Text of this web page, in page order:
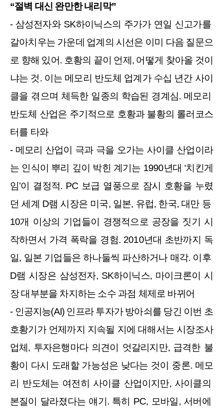
“절벽 대신 완만한 내리막”
- 삼성전자와 SK하이닉스의 주가가 연일 신고가를
갈아치우는 가운데 업계의 시선은 이미 다음 질문으
로 향해 있어. 호황의 끝이 언제, 어떻게 찾아올 것이
냐는 것. 이는 메모리 반도체 업계가 수십 년간 사이
클을 겪으며 체득한 일종의 학습된 경계심. 메모리
반도체 산업은 주기적으로 호황과 불황의 롤러코스
터를 타와
- 메모리 산업이 극과 극을 오가는 사이클 산업이라
는 인식이 뿌리 깊이 박힌 계기는 1990년대 ‘치킨게
임’이 결정적. PC 보급 열풍으로 잠시 호황을 누렸
던 세계 D램 시장은 미국, 일본, 유럽, 한국, 대만 등
10개 이상의 기업들이 경쟁적으로 공장을 짓기 시
작하면서 가격 폭락을 경험. 2010년대 초반까지 독
일, 일본 기업들은 하나둘씩 파산하거나 매각. 이후
D램 시장은 삼성전자, SK하이닉스, 마이크론이 시
장 대부분을 차지하는 소수 과점 체제로 바뀌어
- 인공지능(AI) 인프라 투자가 방아쇠를 당긴 이번 초
호황기가 언제까지 지속될 지에 대해서는 시장조사
업체, 투자은행마다 의견이 엇갈리지만, 급격한 불
황이 다시 도래할 가능성은 낮다는 것이 중론. 메모
리 반도체는 여전히 사이클 산업이지만, 사이클의
본질이 달라졌다는 얘기. 특히 PC, 모바일, 서버에